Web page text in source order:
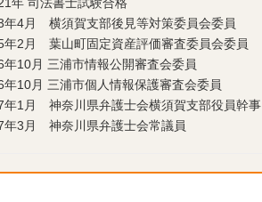
年4月 横須賀支部後見等対策委員会委員
年2月 葉山町固定資産評価審査委員会委員
年10月 三浦市情報公開審査会委員
年10月 三浦市個人情報保護審査会委員
年1月 神奈川県弁護士会横須賀支部役員幹事
年3月 神奈川県弁護士会常議員